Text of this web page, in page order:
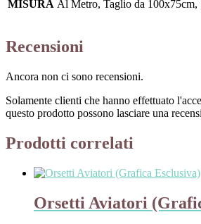
MISURA Al Metro, Taglio da
Recensioni
Ancora non ci sono recensioni.
Solamente clienti che hanno effettuato
questo prodotto possono lasciare una
Prodotti correlati
Orsetti Aviatori